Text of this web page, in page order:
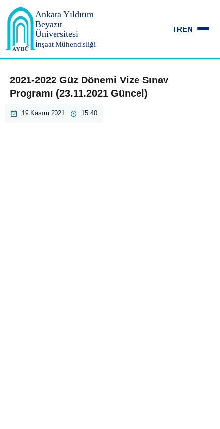
Ankara Yıldırım
Beyazıt
Üniversitesi
İnşaat Mühendisliği
TREN
2021-2022 Güz Dönemi Vize Sınav
Programı (23.11.2021 Güncel)
19 Kasım 2021 15:40